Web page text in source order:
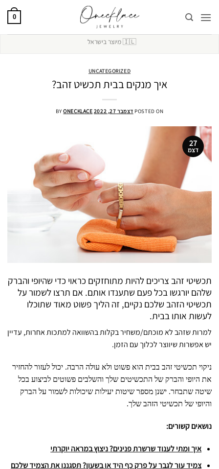
0
🇮🇱מיוצר בישראל
UNCATEGORIZED
איך מנקים בבית תכשיט זהב?
POSTED ON דצמבר 27, 2022 BYONECKLACE
27
דצמ
תכשיטי זהב צריכים להיות מתוחזקים כראוי כדי שהיופי והברק
שלהם יורגשו בכל פעם שתענדו אותם. אם תרצו לשמור על
תכשיטי הזהב שלכם נקיים, זה הליך פשוט מאוד שתוכלו
לעשות אותו בבית.
למרות שזהב לא מוכתם/משחיר בקלות בהשוואה למתכות אחרות, עדיין
יש אפשרות שיווצר לכלוך עם הזמן.
ניקוי תכשיטי זהב בבית הוא פשוט ולא עולה הרבה. יכול לעזור להחזיר
את היופי והברק של התכשיטים שלך והשלבים פשוטים לביצוע בכל
שיטה שתבחר. ישנן מספר שיטות יעילות שיכולות לשמור על הברק
והיופי של תכשיטי הזהב שלך.
נושאים קשורים:
איך ומתי לענוד שרשרת פנינים? ניצוץ במראה יוקרתי
צמיד עור לגבר על פרק כף היד או בשעון? תסגננו את הצמיד שלכם